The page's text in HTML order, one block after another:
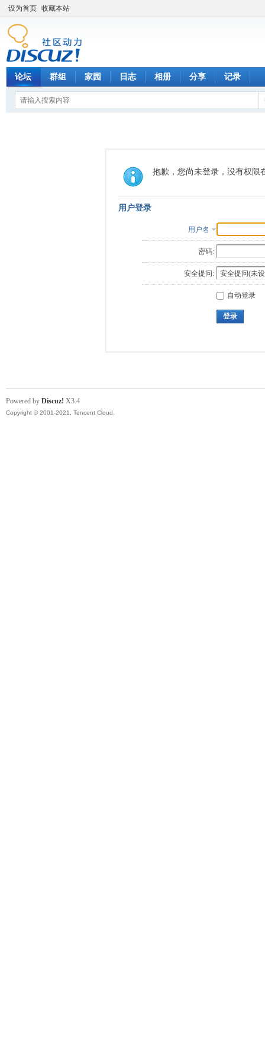
设为首页 收藏本站
论坛 群组 家园 日志 相册 分享 记录
抱歉，您尚未登录，没有权限
用户登录
用户名
密码:
安全提问:
自动登录
登录
Powered by Discuz! X3.4
Copyright © 2001-2021, Tencent Cloud.